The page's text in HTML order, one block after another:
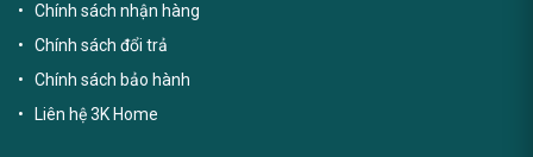
Chính sách nhận hàng
Chính sách đổi trả
Chính sách bảo hành
Liên hệ 3K Home